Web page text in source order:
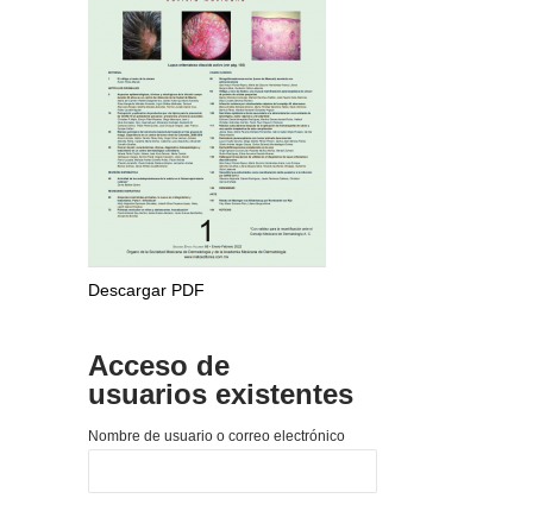
Descargar PDF
Acceso de
usuarios existentes
Nombre de usuario o correo electrónico